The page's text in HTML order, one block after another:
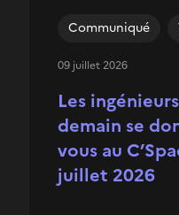
Les
demain se
vous au
juillet 2026
Communiqué
09 juillet 2026